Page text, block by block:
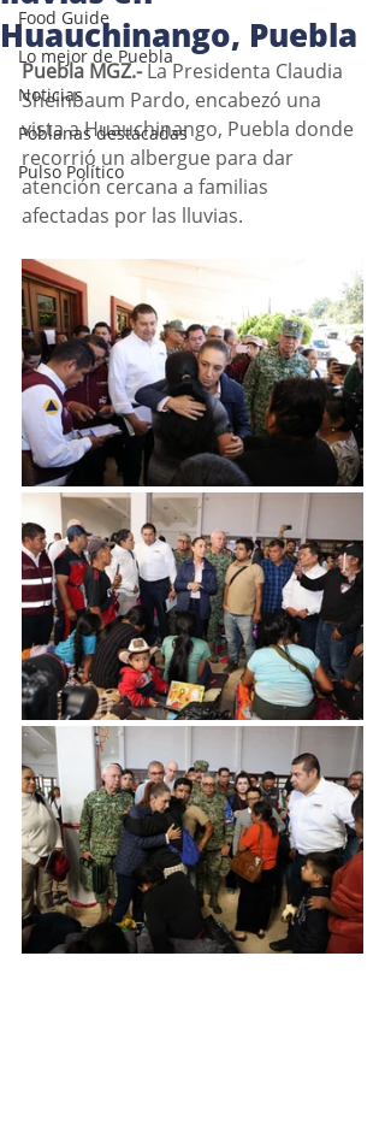
Food Guide
Lo mejor de Puebla
Noticias
Poblanas destacadas
Pulso Político
Huauchinango, Puebla
Puebla MGZ.- La Presidenta Claudia
Sheinbaum Pardo, encabezó una
vista a Huauchinango, Puebla donde
recorrió un albergue para dar
atención cercana a familias
afectadas por las lluvias.